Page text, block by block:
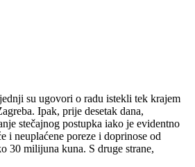
su ugovori o radu istekli tek krajem
Ipak, prije desetak dana,
stečajnog postupka iako je evidentno
i neuplaćene poreze i doprinose od
30 milijuna kuna. S druge strane,